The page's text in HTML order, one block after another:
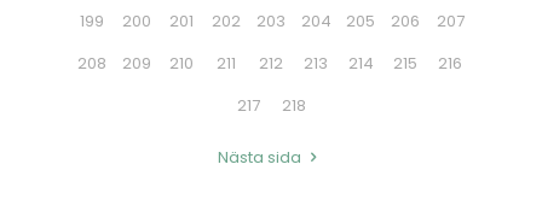
199
200 201 202 203 204 205 206
207
208
209 210 211 212 213 214 215
216
217
218
Nästa sida